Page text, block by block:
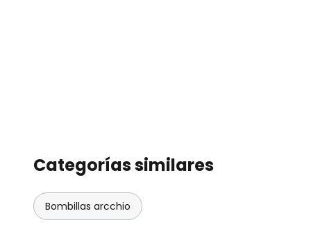
Categorías similares
Bombillas arcchio